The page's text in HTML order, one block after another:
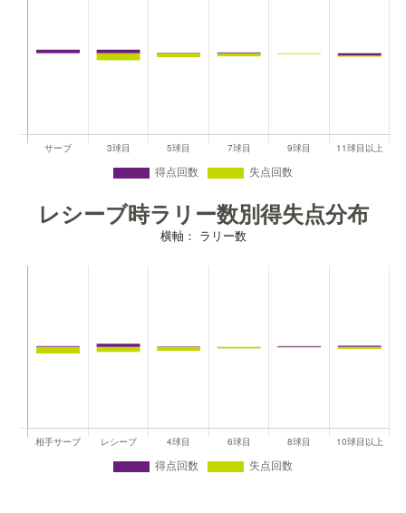
レシーブ時ラリー数別得失点分布
横軸： ラリー数